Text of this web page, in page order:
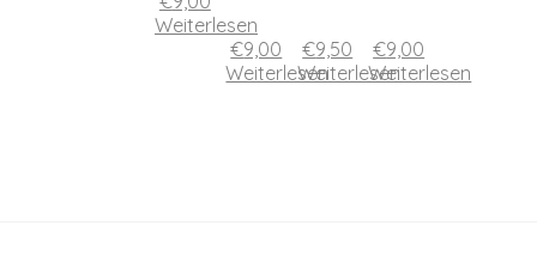
Weiterlesen
€9,00
Weiterlesen
€9,50
Weiterlesen
€9,00
Weiterlesen